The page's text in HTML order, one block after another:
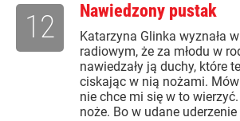
Nawiedzony pustak
Katarzyna Glinka wyznała
radiowym, że za młodu w
nawiedzały ją duchy, które
ciskając w nią nożami.
nie chce mi się w to
noże. Bo w udane
12